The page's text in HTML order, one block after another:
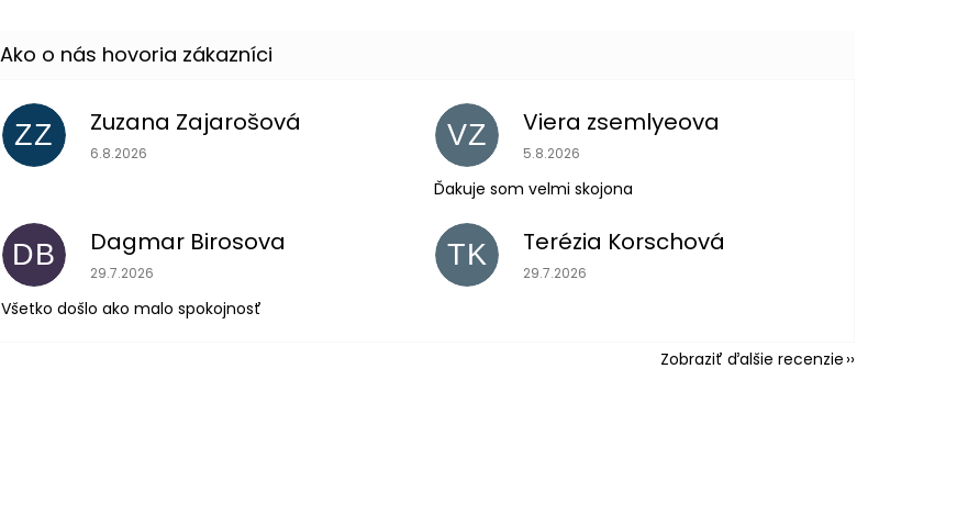
ZZ Zuzana Zajarošová
Hodnotenie obchodu je 5 z 5 hviezdičiek.
6.8.2026
VZ Viera zsemlyeova
Hodnotenie obchodu je 5 z 5 hviezdičiek.
5.8.2026
Ďakuje som velmi skojona
DB Dagmar Birosova
Hodnotenie obchodu je 5 z 5 hviezdičiek.
29.7.2026
Všetko došlo ako malo spokojnosť
TK Terézia Korschová
Hodnotenie obchodu je 5 z 5 hviezdičiek.
29.7.2026
Zobraziť ďalšie recenzie